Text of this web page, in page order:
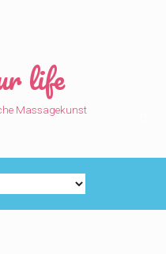
life
Massagekunst